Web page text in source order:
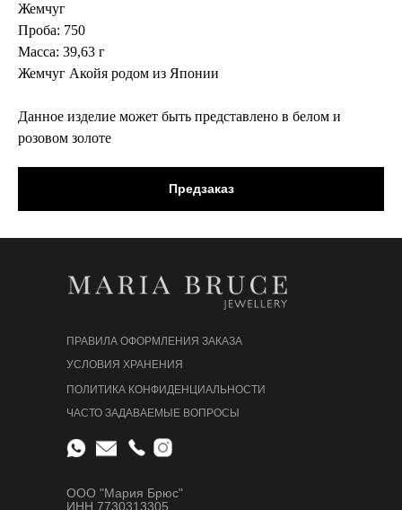
Жемчуг
Проба: 750
Масса: 39,63 г
Жемчуг Акойя родом из Японии
Данное изделие может быть представлено в белом и
розовом золоте
Предзаказ
ПРАВИЛА ОФОРМЛЕНИЯ ЗАКАЗА
УСЛОВИЯ ХРАНЕНИЯ
ПОЛИТИКА КОНФИДЕНЦИАЛЬНОСТИ
ЧАСТО ЗАДАВАЕМЫЕ ВОПРОСЫ
ООО "Мария Брюс"
ИНН 7730313305